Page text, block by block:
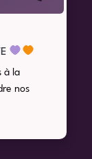
à la
nos